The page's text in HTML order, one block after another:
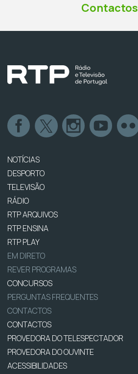
Contactos
NOTÍCIAS
DESPORTO
TELEVISÃO
RÁDIO
RTP ARQUIVOS
RTP ENSINA
RTP PLAY
EM DIRETO
REVER PROGRAMAS
CONCURSOS
PERGUNTAS FREQUENTES
CONTACTOS
CONTACTOS
PROVEDORA DO TELESPECTADOR
PROVEDORA DO OUVINTE
ACESSIBILIDADES